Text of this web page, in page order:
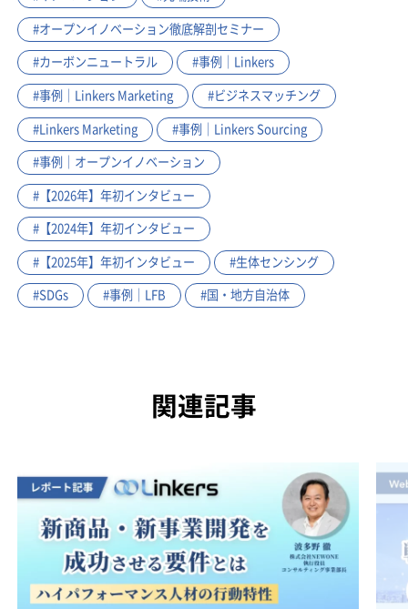
#オープンイノベーション徹底解剖セミナー
#カーボンニュートラル #事例｜Linkers
#事例｜Linkers Marketing #ビジネスマッチング
#Linkers Marketing #事例｜Linkers Sourcing
#事例｜オープンイノベーション
#【2026年】年初インタビュー
#【2024年】年初インタビュー
#【2025年】年初インタビュー #生体センシング
#SDGs #事例｜LFB #国・地方自治体
関連記事